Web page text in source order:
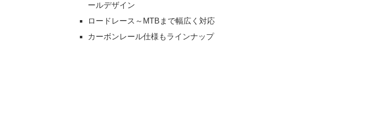
ールデザイン
ロードレース～MTBまで幅広く対応
カーボンレール仕様もラインナップ